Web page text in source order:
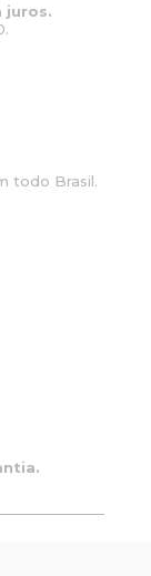
juros.
todo Brasil.